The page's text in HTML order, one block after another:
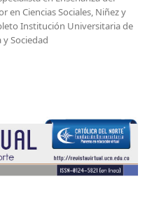
en Ciencias Sociales, Niñez y
Institución Universitaria de
Sociedad